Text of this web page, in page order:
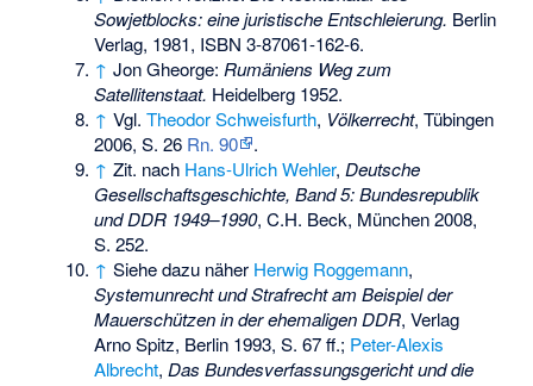
Sowjetblocks: eine juristische Entschleierung. Berlin
Verlag, 1981, ISBN 3-87061-162-6.
↑ Jon Gheorge:Rumäniens Weg zum
Satellitenstaat. Heidelberg 1952.
↑ Vgl.Theodor Schweisfurth, Völkerrecht, Tübingen
2006, S. 26 Rn. 90
.
↑ Zit. nach Hans-Ulrich Wehler,Deutsche
Gesellschaftsgeschichte, Band 5: Bundesrepublik
und DDR 1949–1990, C.H. Beck, München 2008,
S. 252.
↑ Siehe dazu näher Herwig Roggemann,
Systemunrecht und Strafrecht am Beispiel der
Mauerschützen in der ehemaligen DDR, Verlag
Arno Spitz, Berlin 1993, S. 67 ff.; Peter-Alexis
Albrecht,Das Bundesverfassungsgericht und die